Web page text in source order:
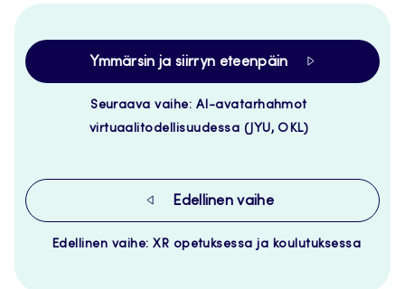
Ymmärsin ja siirryn eteenpäin
Seuraava vaihe: AI-avatarhahmot
virtuaalitodellisuudessa (JYU, OKL)
Edellinen vaihe
Edellinen vaihe: XR opetuksessa ja koulutuksessa